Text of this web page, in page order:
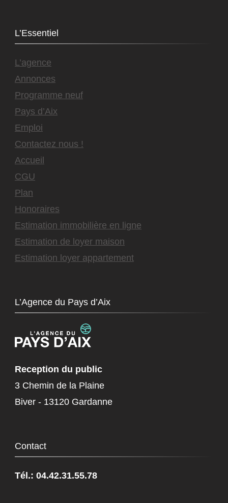
L’Essentiel
L’agence
Annonces
Programme neuf
Pays d’Aix
Emploi
Contactez nous !
Accueil
CGU
Plan
Honoraires
Estimation immobilière en ligne
Estimation de loyer maison
Estimation loyer appartement
L’Agence du Pays d’Aix
Reception du public
3 Chemin de la Plaine
Biver - 13120 Gardanne
Contact
Tél.: 04.42.31.55.78